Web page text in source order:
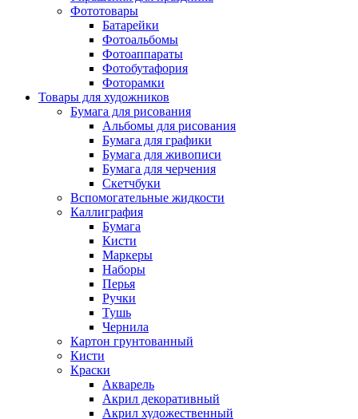
Фототовары
Батарейки
Фотоальбомы
Фотоаппараты
Фотобутафория
Фоторамки
Товары для художников
Бумага для рисования
Альбомы для рисования
Бумага для графики
Бумага для живописи
Бумага для черчения
Скетчбуки
Вспомогательные жидкости
Каллиграфия
Бумага
Кисти
Маркеры
Наборы
Перья
Ручки
Тушь
Чернила
Картон грунтованный
Кисти
Краски
Акварель
Акрил декоративный
Акрил художественный